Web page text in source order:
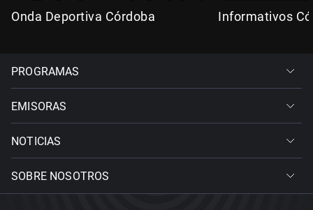
Onda Deportiva Córdoba Informativos
PROGRAMAS
EMISORAS
NOTICIAS
SOBRE NOSOTROS